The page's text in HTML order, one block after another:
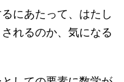
にあたって、はたし
れるのか、気になる